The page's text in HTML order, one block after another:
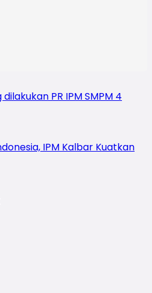
PR IPM SMPM 4
IPM Kalbar Kuatkan